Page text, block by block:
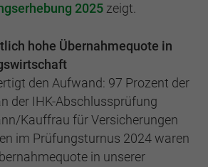
2025zeigt.
hohe Übernahmequote in
den Aufwand: 97 Prozent der
der IHK-Abschlussprüfung
Kauffrau für Versicherungen
im Prüfungsturnus 2024 waren
in unserer